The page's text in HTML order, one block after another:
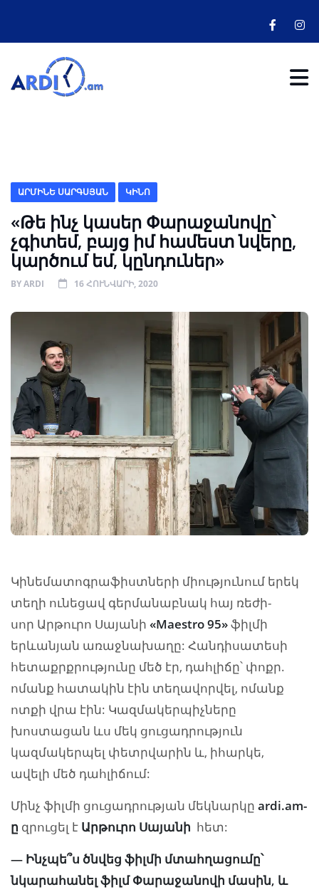
ԱՐՄԻՆԵ ՍԱՐԳՍՅԱՆ ԿԻՆՈ
«Թե ինչ կասեր Փարաջանովը՝
չգիտեմ, բայց իմ համեստ նվերը,
կարծում եմ, կընդուներ»
BYARDI 16 ՀՈՒՆՎԱՐԻ, 2020
Կի­նե­մա­տոգ­րա­ֆիստ­նե­րի միությունում երեկ
տեղի ունեցավ գեր­մա­նաբ­նակ հայ ռե­ժի­
սոր Ար­թու­րո Սա­յա­նի «Maestro 95»ֆիլմի
երևանյան առաջնախաղը: Հանդիսատեսի
հետաքրքրությունը մեծ էր, դահլիճը՝ փոքր.
ոմանք հատակին էին տեղավորվել, ոմանք
ոտքի վրա էին: Կազմակերպիչները
խոստացան ևս մեկ ցուցադրություն
կազմակերպել փետրվարին և, իհարկե,
ավելի մեծ դահլիճում:
Մինչ ֆիլմի ցուցադրության մեկնարկը ardi.am-
ը զրուցել է Արթուրո Սայանի հետ:
— Ինչպե՞ս ծնվեց ֆիլմի մտահղացումը՝
նկարահանել ֆիլմ Փարաջանովի մասին, և